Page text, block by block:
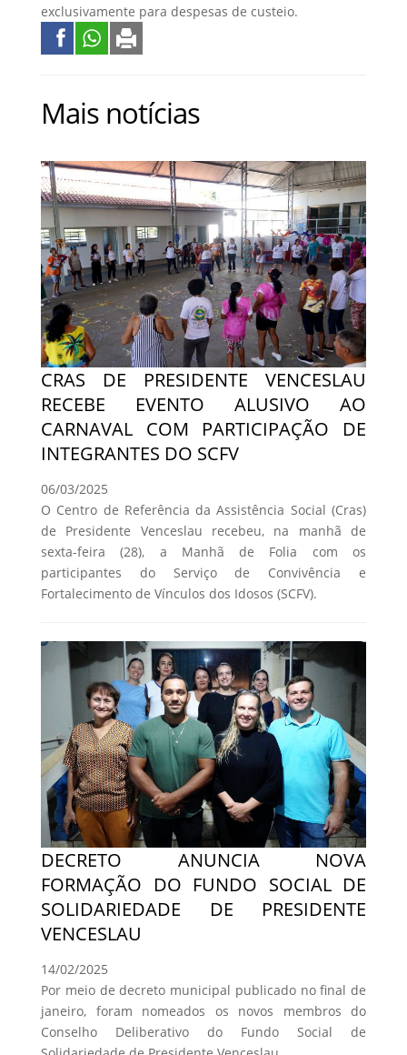
exclusivamente para despesas de custeio.
Mais notícias
CRAS DE PRESIDENTE VENCESLAU
RECEBE EVENTO ALUSIVO AO
CARNAVAL COM PARTICIPAÇÃO DE
INTEGRANTES DO SCFV
06/03/2025
O Centro de Referência da Assistência Social (Cras)
de Presidente Venceslau recebeu, na manhã de
sexta-feira (28), a Manhã de Folia com os
participantes do Serviço de Convivência e
Fortalecimento de Vínculos dos Idosos (SCFV).
DECRETO ANUNCIA NOVA
FORMAÇÃO DO FUNDO SOCIAL DE
SOLIDARIEDADE DE PRESIDENTE
VENCESLAU
14/02/2025
Por meio de decreto municipal publicado no final de
janeiro, foram nomeados os novos membros do
Conselho Deliberativo do Fundo Social de